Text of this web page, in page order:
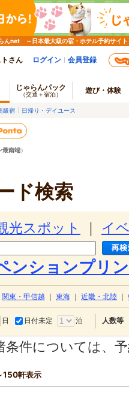
んnet ～日本最大級の宿・ホテル予約サイト
さん ログイン 会員登録
じゃらんパック
（交通＋宿泊） 遊び・体験
級宿 日帰り・デイユース
最南端）
ド検索
光スポット イ
ンションプリ
関東・甲信越 東海 近畿・北陸
日 日付未定 泊 人数等
件については、
150軒表示